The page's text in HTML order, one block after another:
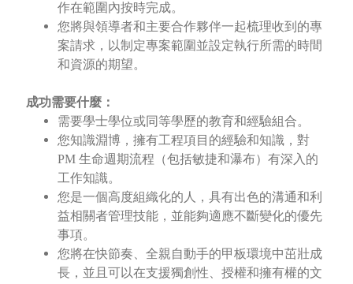
作在範圍內按時完成。
您將與領導者和主要合作夥伴一起梳理收到的專
案請求，以制定專案範圍並設定執行所需的時間
和資源的期望。
成功需要什麼：
需要學士學位或同等學歷的教育和經驗組合。
您知識淵博，擁有工程項目的經驗和知識，對
PM 生命週期流程（包括敏捷和瀑布）有深入的
工作知識。
您是一個高度組織化的人，具有出色的溝通和利
益相關者管理技能，並能夠適應不斷變化的優先
事項。
您將在快節奏、全親自動手的甲板環境中茁壯成
長，並且可以在支援獨創性、授權和擁有權的文